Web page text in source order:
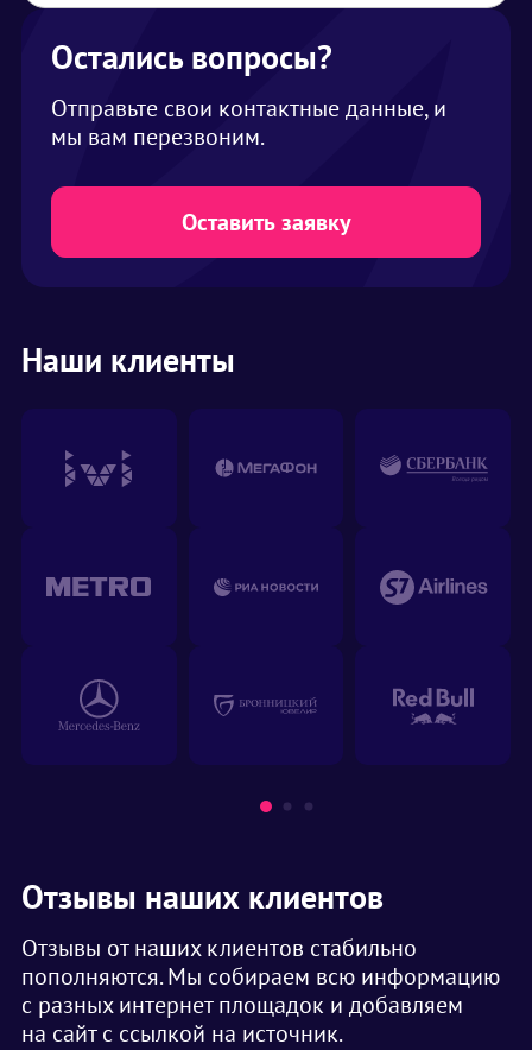
Остались вопросы?
Отправьте свои контактные данные, и
мы вам перезвоним.
Оставить заявку
Наши клиенты
Отзывы наших клиентов
Отзывы от наших клиентов стабильно
пополняются. Мы собираем всю информацию
с разных интернет площадок и добавляем
на сайт с ссылкой на источник.